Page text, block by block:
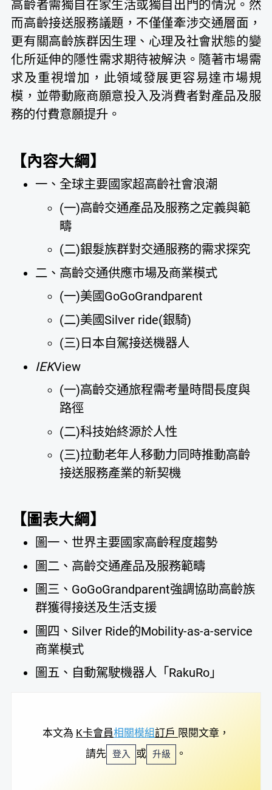
高齡者需獨自在家生活或獨自出門的情況。然
而高齡接送服務議題，不僅僅牽涉交通層面，
更有關高齡族群因生理、心理及社會狀態的變
化所延伸的隱性需求期待被解決。隨著市場需
求及重視增加，此領域發展更容易達市場規
模，並帶動廠商願意投入及消費者對產品及服
務的付費意願提升。
【內容大綱】
一、全球主要國家超高齡社會浪潮
(一)高齡交通產品及服務之定義與範
疇
(二)銀髮族群對交通服務的需求探究
二、高齡交通供應市場及商業模式
(一)美國GoGoGrandparent
(二)美國Silver ride(銀騎)
(三)日本自駕接送機器人
IEKView
(一)高齡交通旅程需考量時間長度與
路徑
(二)科技始終源於人性
(三)拉動老年人移動力同時推動高齡
接送服務產業的新契機
【圖表大綱】
圖一、世界主要國家高齡程度趨勢
圖二、高齡交通產品及服務範疇
圖三、GoGoGrandparent強調協助高齡族
群獲得接送及生活支援
圖四、Silver Ride的Mobility-as-a-service
商業模式
圖五、自動駕駛機器人「RakuRo」
本文為 K卡會員相關模組訂戶 限閱文章，
請先 登入 或 升級 。